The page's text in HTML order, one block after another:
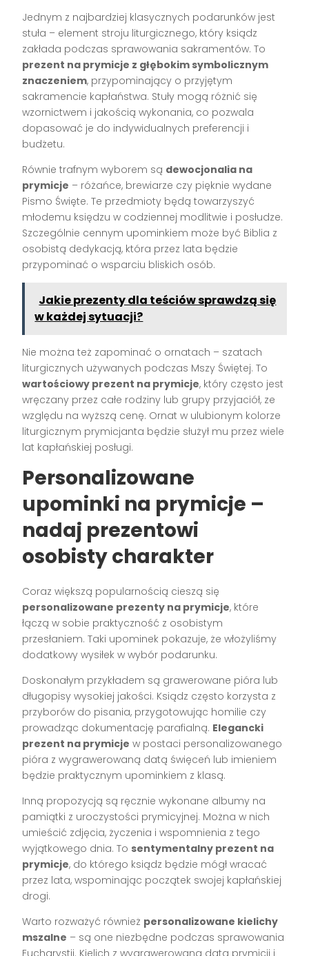
Jednym z najbardziej klasycznych podarunków jest
stuła – element stroju liturgicznego, który ksiądz
zakłada podczas sprawowania sakramentów. To
prezent na prymicje z głębokim symbolicznym
znaczeniem, przypominający o przyjętym
sakramencie kapłaństwa. Stuły mogą różnić się
wzornictwem i jakością wykonania, co pozwala
dopasować je do indywidualnych preferencji i
budżetu.
Równie trafnym wyborem są dewocjonalia na
prymicje – różańce, brewiarze czy pięknie wydane
Pismo Święte. Te przedmioty będą towarzyszyć
młodemu księdzu w codziennej modlitwie i posłudze.
Szczególnie cennym upominkiem może być Biblia z
osobistą dedykacją, która przez lata będzie
przypominać o wsparciu bliskich osób.
Jakie prezenty dla teściów sprawdzą się
w każdej sytuacji?
Nie można też zapominać o ornatach – szatach
liturgicznych używanych podczas Mszy Świętej. To
wartościowy prezent na prymicje, który często jest
wręczany przez całe rodziny lub grupy przyjaciół, ze
względu na wyższą cenę. Ornat w ulubionym kolorze
liturgicznym prymicjanta będzie służył mu przez wiele
lat kapłańskiej posługi.
Personalizowane
upominki na prymicje –
nadaj prezentowi
osobisty charakter
Coraz większą popularnością cieszą się
personalizowane prezenty na prymicje, które
łączą w sobie praktyczność z osobistym
przesłaniem. Taki upominek pokazuje, że włożyliśmy
dodatkowy wysiłek w wybór podarunku.
Doskonałym przykładem są grawerowane pióra lub
długopisy wysokiej jakości. Ksiądz często korzysta z
przyborów do pisania, przygotowując homilie czy
prowadząc dokumentację parafialną. Elegancki
prezent na prymicje w postaci personalizowanego
pióra z wygrawerowaną datą święceń lub imieniem
będzie praktycznym upominkiem z klasą.
Inną propozycją są ręcznie wykonane albumy na
pamiątki z uroczystości prymicyjnej. Można w nich
umieścić zdjęcia, życzenia i wspomnienia z tego
wyjątkowego dnia. To sentymentalny prezent na
prymicje, do którego ksiądz będzie mógł wracać
przez lata, wspominając początek swojej kapłańskiej
drogi.
Warto rozważyć również personalizowane kielichy
mszalne – są one niezbędne podczas sprawowania